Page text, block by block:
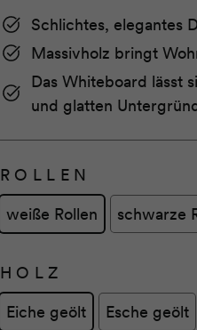
Schlichtes, elegantes
Massivholz bringt
Das Whiteboard lässt
und glatten
ROLLEN
weiße Rollen
schwarze
HOLZ
Eiche geölt
Esche geölt